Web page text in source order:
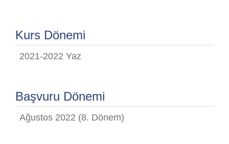
Kurs Dönemi
2021-2022 Yaz
Başvuru Dönemi
Ağustos 2022 (8. Dönem)